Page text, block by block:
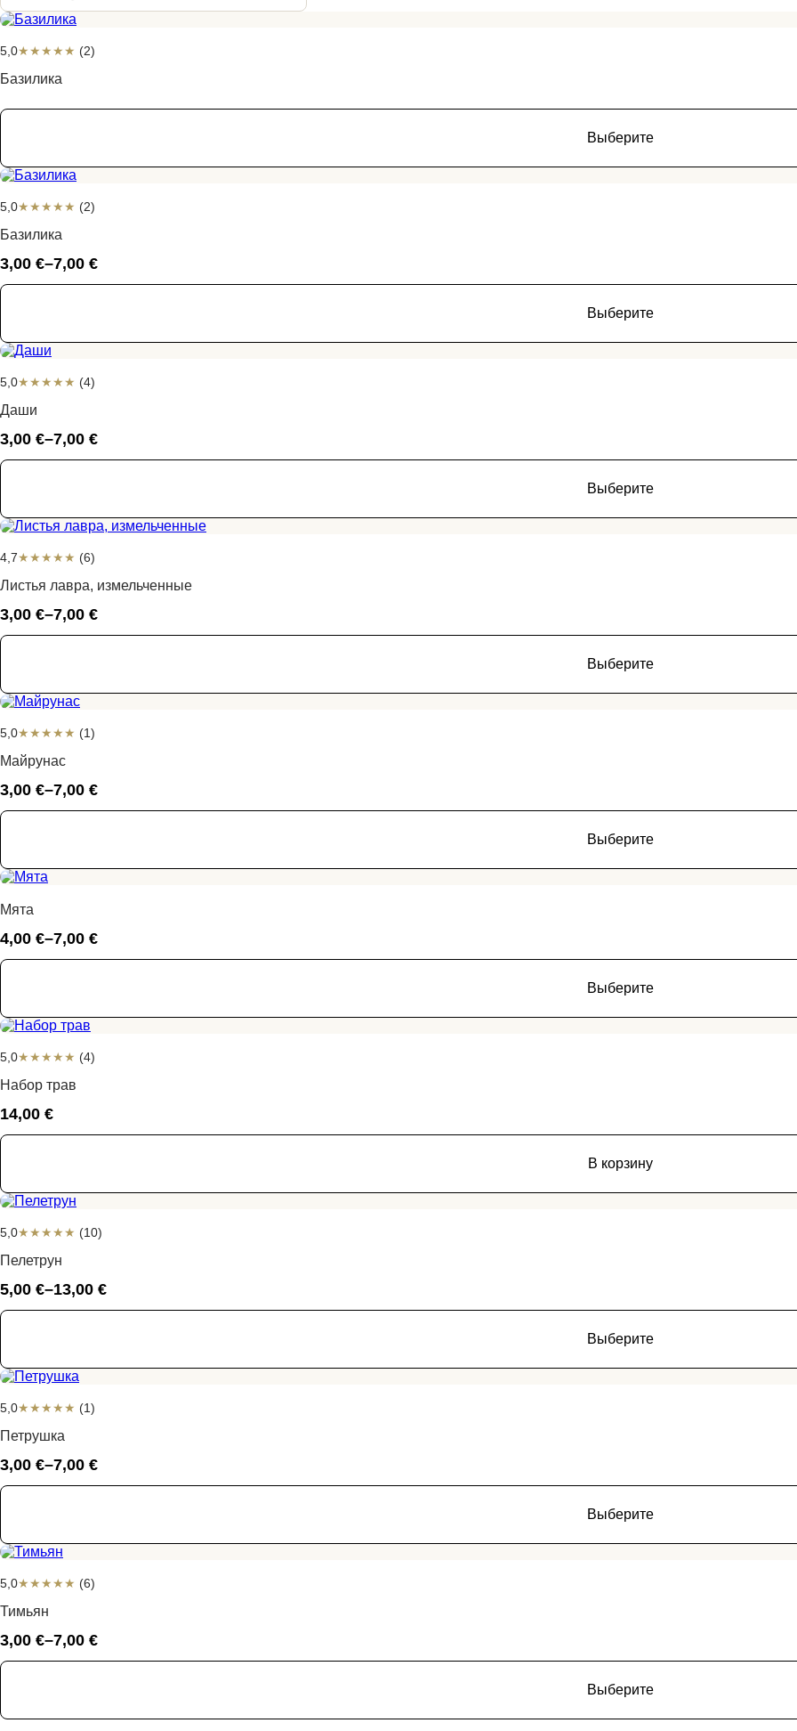
5,0★★★★★ (2)
Базилика
Выберите
5,0★★★★★ (2)
Базилика
3,00 €–7,00 €
Диапазон
цен:
7,00 €
Выберите
5,0★★★★★ (4)
Даши
3,00 €–7,00 €
Диапазон
цен:
7,00 €
Выберите
4,7★★★★★ (6)
Листья лавра, измельченные
3,00 €–7,00 €
Диапазон
цен:
7,00 €
Выберите
5,0★★★★★ (1)
Майрунас
3,00 €–7,00 €
Диапазон
цен:
7,00 €
Выберите
Мята
4,00 €–7,00 €
Диапазон
цен:
7,00 €
Выберите
5,0★★★★★ (4)
Набор трав
14,00 €
В корзину
5,0★★★★★ (10)
Пелетрун
5,00 €–13,00 €
Диапазон
цен:
13,00 €
Выберите
5,0★★★★★ (1)
Петрушка
3,00 €–7,00 €
Диапазон
цен:
7,00 €
Выберите
5,0★★★★★ (6)
Тимьян
3,00 €–7,00 €
Диапазон
цен:
Выберите